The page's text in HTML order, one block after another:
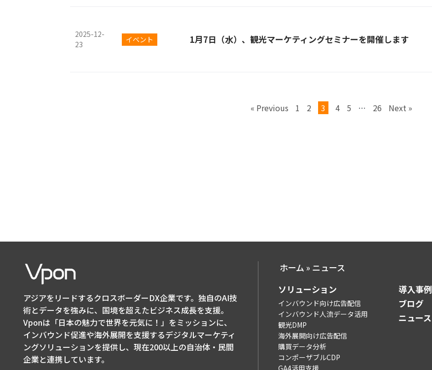
2025-12-
23
イベント 1月7日（水）、観光マーケティングセミナーを開催します
« Previous 1 2 3 4 5 … 26 Next »
アジアをリードするクロスボーダーDX企業です。独自のAI技
術とデータを強みに、国境を超えたビジネス成長を支援。
Vponは「日本の魅力で世界を元気に！」をミッションに、
インバウンド促進や海外展開を支援するデジタルマーケティ
ングソリューションを提供し、現在200以上の自治体・民間
企業と連携しています。
ホーム » ニュース
ソリューション​
インバウンド向け広告配信
インバウンド人流データ活用
観光DMP
海外展開向け広告配信
購買データ分析
コンポーザブルCDP
導入事例​
ブログ​
ニュース